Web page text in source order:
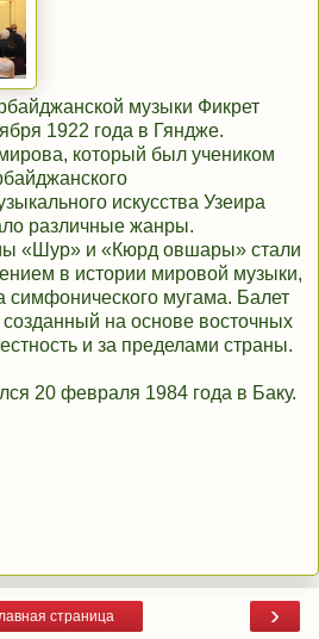
музыки Фикрет
1922 года в Гяндже.
который был учеником
искусства Узеира
различные жанры.
«Шур» и «Кюрд овшары» стали
в истории мировой музыки,
мугама. Балет
на основе восточных
и за пределами страны.
20 февраля 1984 года в Баку.
›
страница